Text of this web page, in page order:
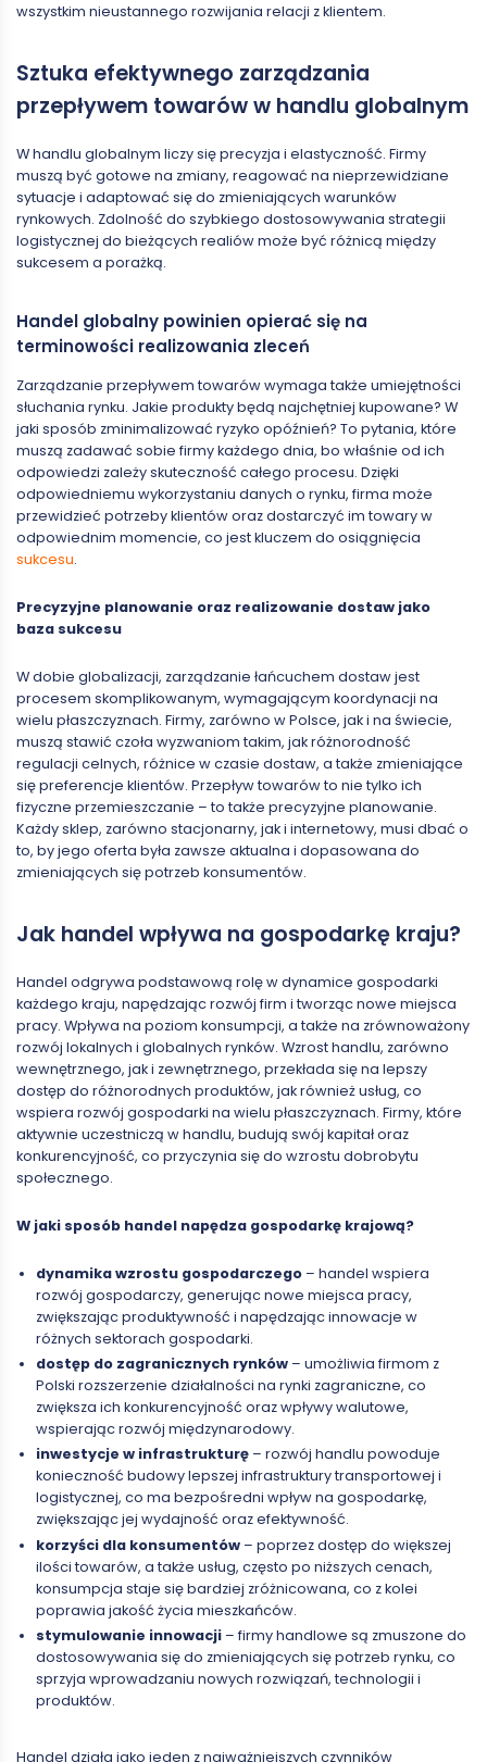
wszystkim nieustannego rozwijania relacji z klientem.
Sztuka efektywnego zarządzania
przepływem towarów w handlu globalnym
W handlu globalnym liczy się precyzja i elastyczność. Firmy
muszą być gotowe na zmiany, reagować na nieprzewidziane
sytuacje i adaptować się do zmieniających warunków
rynkowych. Zdolność do szybkiego dostosowywania strategii
logistycznej do bieżących realiów może być różnicą między
sukcesem a porażką.
Handel globalny powinien opierać się na
terminowości realizowania zleceń
Zarządzanie przepływem towarów wymaga także umiejętności
słuchania rynku. Jakie produkty będą najchętniej kupowane? W
jaki sposób zminimalizować ryzyko opóźnień? To pytania, które
muszą zadawać sobie firmy każdego dnia, bo właśnie od ich
odpowiedzi zależy skuteczność całego procesu. Dzięki
odpowiedniemu wykorzystaniu danych o rynku, firma może
przewidzieć potrzeby klientów oraz dostarczyć im towary w
odpowiednim momencie, co jest kluczem do osiągnięcia
sukcesu.
Precyzyjne planowanie oraz realizowanie dostaw jako
baza sukcesu
W dobie globalizacji, zarządzanie łańcuchem dostaw jest
procesem skomplikowanym, wymagającym koordynacji na
wielu płaszczyznach. Firmy, zarówno w Polsce, jak i na świecie,
muszą stawić czoła wyzwaniom takim, jak różnorodność
regulacji celnych, różnice w czasie dostaw, a także zmieniające
się preferencje klientów. Przepływ towarów to nie tylko ich
fizyczne przemieszczanie – to także precyzyjne planowanie.
Każdy sklep, zarówno stacjonarny, jak i internetowy, musi dbać o
to, by jego oferta była zawsze aktualna i dopasowana do
zmieniających się potrzeb konsumentów.
Jak handel wpływa na gospodarkę kraju?
Handel odgrywa podstawową rolę w dynamice gospodarki
każdego kraju, napędzając rozwój firm i tworząc nowe miejsca
pracy. Wpływa na poziom konsumpcji, a także na zrównoważony
rozwój lokalnych i globalnych rynków. Wzrost handlu, zarówno
wewnętrznego, jak i zewnętrznego, przekłada się na lepszy
dostęp do różnorodnych produktów, jak również usług, co
wspiera rozwój gospodarki na wielu płaszczyznach. Firmy, które
aktywnie uczestniczą w handlu, budują swój kapitał oraz
konkurencyjność, co przyczynia się do wzrostu dobrobytu
społecznego.
W jaki sposób handel napędza gospodarkę krajową?
dynamika wzrostu gospodarczego– handel wspiera
rozwój gospodarczy, generując nowe miejsca pracy,
zwiększając produktywność i napędzając innowacje w
różnych sektorach gospodarki.
dostęp do zagranicznych rynków– umożliwia firmom z
Polski rozszerzenie działalności na rynki zagraniczne, co
zwiększa ich konkurencyjność oraz wpływy walutowe,
wspierając rozwój międzynarodowy.
inwestycje w infrastrukturę– rozwój handlu powoduje
konieczność budowy lepszej infrastruktury transportowej i
logistycznej, co ma bezpośredni wpływ na gospodarkę,
zwiększając jej wydajność oraz efektywność.
korzyści dla konsumentów– poprzez dostęp do większej
ilości towarów, a także usług, często po niższych cenach,
konsumpcja staje się bardziej zróżnicowana, co z kolei
poprawia jakość życia mieszkańców.
stymulowanie innowacji– firmy handlowe są zmuszone do
dostosowywania się do zmieniających się potrzeb rynku, co
sprzyja wprowadzaniu nowych rozwiązań, technologii i
produktów.
Handel działa jako jeden z najważniejszych czynników